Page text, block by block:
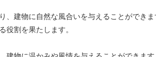
、建物に自然な風合いを与えることができ
役割を果たします。